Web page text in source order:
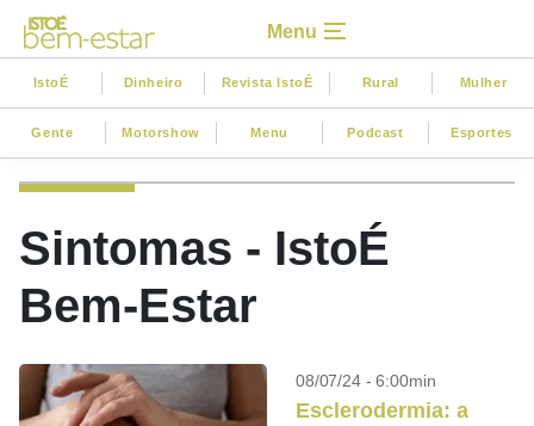
Menu
IstoÉ Dinheiro Revista IstoÉ Rural Mulher
Gente Motorshow Menu Podcast Esportes
Sintomas - IstoÉ
Bem-Estar
08/07/24 - 6:00min
Esclerodermia: a